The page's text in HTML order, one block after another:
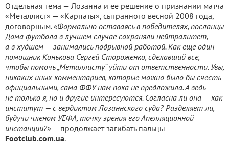
Отдельная тема — Лозанна и ее решение о признании матча
«Металлист» — «Карпаты», сыгранного весной 2008 года,
договорным.«Формально оставаясь в победителях, посланцы
Дома футбола в лучшем случае сохраняли нейтралитет,
а в худшем — занимались подрывной работой. Как еще один
помощник Конькова Сергей Стороженко, сделавший все,
чтобы помочь „Металлисту“ уйти от ответственности. Увы,
никаких иных комментариев, которые можно было бы счесть
официальными, сама ФФУ нам пока не предложила. А ведь
не только я, но и другие интересуются. Согласна ли она — как
институт — с вердиктом Лозаннского суда? Разделяет ли,
будучи членом УЕФА, точку зрения его Апелляционной
инстанции?» — продолжает загибать пальцы
Footclub.com.ua.